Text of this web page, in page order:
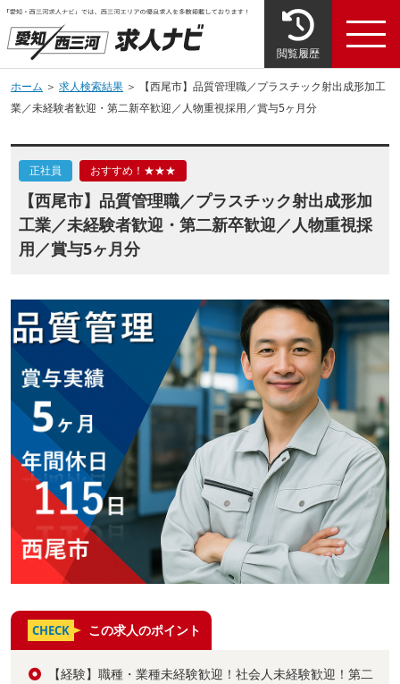
閲覧履歴
ホーム ＞ 求人検索結果 ＞ 【西尾市】品質管理職／プラスチック射出成形加工
業／未経験者歓迎・第二新卒歓迎／人物重視採用／賞与5ヶ月分
正社員 おすすめ！★★★
【西尾市】品質管理職／プラスチック射出成形加
工業／未経験者歓迎・第二新卒歓迎／人物重視採
用／賞与5ヶ月分
CHECK この求人のポイント
【経験】職種・業種未経験歓迎！社会人未経験歓迎！第二